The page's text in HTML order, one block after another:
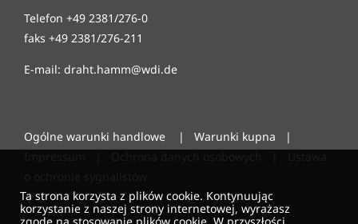
Telefon +49 2381/276-0
faks +49 2381/276-211
E-mail: draht.hamm@wdi.de
Ogólne warunki handlowe | Warunki kupna
|
Ta strona korzysta z plików cookie. Kontynuując
korzystanie z naszej strony internetowej, wyrażasz